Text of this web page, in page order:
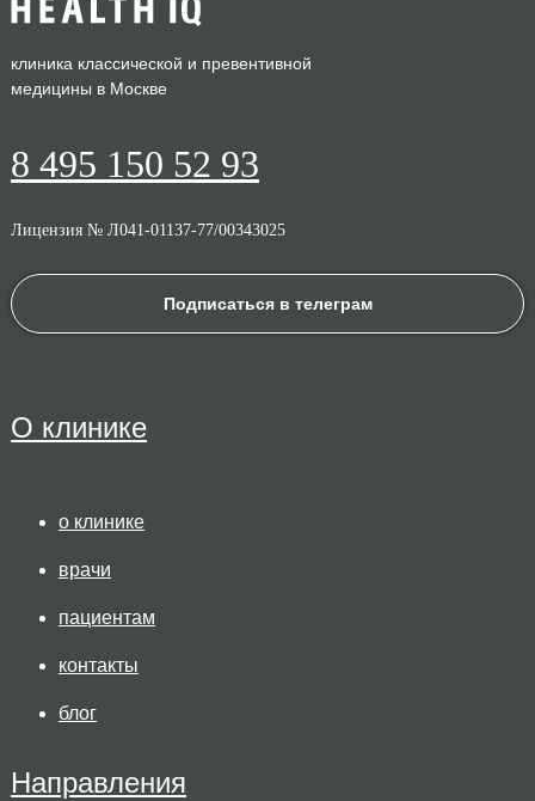
О клинике
Лицензия № Л041-01137-77/00343025
Направления
о клинике
врачи
пациентам
контакты
блог
8 495 150 52 93
клиника классической и превентивной
медицины в Москве
Подписаться в телеграм